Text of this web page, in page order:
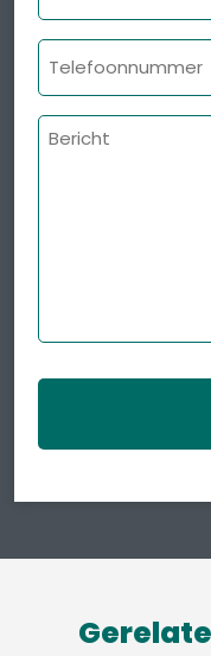
mailadres
Telefoonnummer
Bericht